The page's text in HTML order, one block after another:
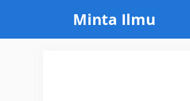
content
Minta Ilmu